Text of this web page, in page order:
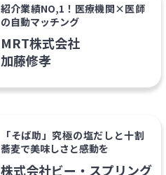
紹介業績NO,1！医療機関×医師
の自動マッチング
MRT株式会社
加藤修孝
「そば助」究極の塩だしと十割
蕎麦で美味しさと感動を
株式会社ビー・スプリング